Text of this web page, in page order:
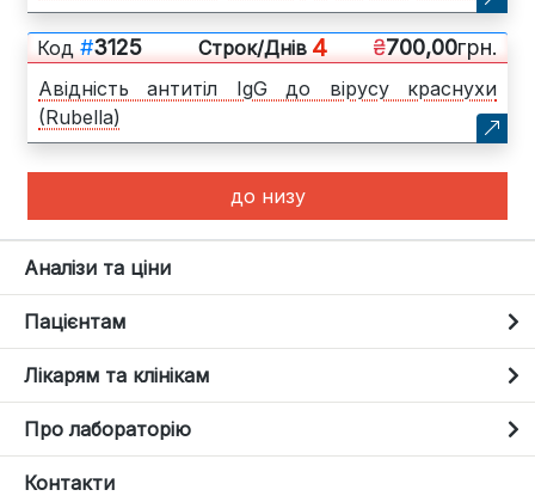
Код #3125 Cтрок/Днів 4 ₴700,00грн.
Авідність антитіл IgG до вірусу краснухи
(Rubella)
до низу
Аналізи та ціни
Пацієнтам
Лікарям та клінікам
Про лабораторію
Контакти